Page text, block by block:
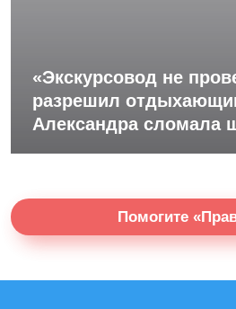
«Экскурсовод не
разрешил
Александра сломала
Помогите